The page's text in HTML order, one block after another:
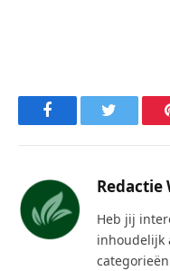
Facebook
Redactie
Heb jij
inhoudelijk